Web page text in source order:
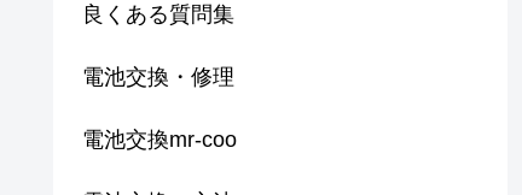
良くある質問集
電池交換・修理
電池交換mr-coo